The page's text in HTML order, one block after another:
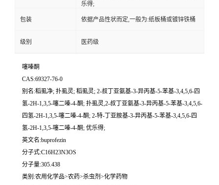
乐得;
包装 依据产品性状而定,一般为:纸板桶或镀锌铁桶
级别 医药级
噻嗪酮
CAS:69327-76-0
别名:稻虱净; 扑虱灵; 稻虱灵; 2-叔丁亚氨基-3-异丙基-5-苯基-3,4,5,6-四
氢-2H-1,3,5-噻二嗪-4-酮; 扑虱灵,2-叔丁亚氨基-3-异丙基-5-苯基-3,4,5,6-
四氢-2H-1,3,5-噻二嗪-4-酮; 2-特-丁亚胺基-3-异丙基-5-苯基-3,4,5,6-四
氢-2H-1,3,5-噻二嗪-4-酮; 优乐得;
英文名:buprofezin
分子式:C16H23N3OS
分子量:305.438
类别:农用化学品>农药>杀虫剂>化学药物